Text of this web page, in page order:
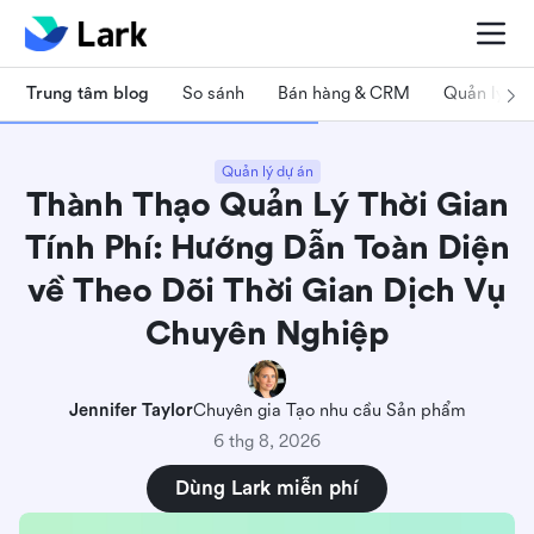
Trung tâm blog So sánh Bán hàng & CRM Quản lý dự
Quản lý dự án
Thành Thạo Quản Lý Thời Gian
Tính Phí: Hướng Dẫn Toàn Diện
về Theo Dõi Thời Gian Dịch Vụ
Chuyên Nghiệp
Jennifer TaylorChuyên gia Tạo nhu cầu Sản phẩm
6 thg 8, 2026
Dùng Lark miễn phí